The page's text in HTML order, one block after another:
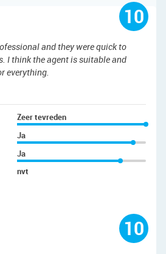
10
and they were quick to
I think the agent is suitable and
everything.
Zeer tevreden
Ja
Ja
nvt
10